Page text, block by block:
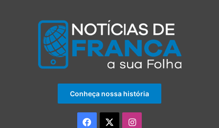
Conheça nossa história
Facebook Instagram